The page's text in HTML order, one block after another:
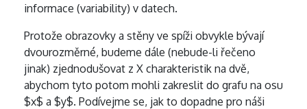
informace (variability) v datech.
Protože obrazovky a stěny ve spíži obvykle bývají
dvourozměrné, budeme dále (nebude-li řečeno
jinak) zjednodušovat z X charakteristik na dvě,
abychom tyto potom mohli zakreslit do grafu na osu
$x$ a $y$. Podívejme se, jak to dopadne pro náši